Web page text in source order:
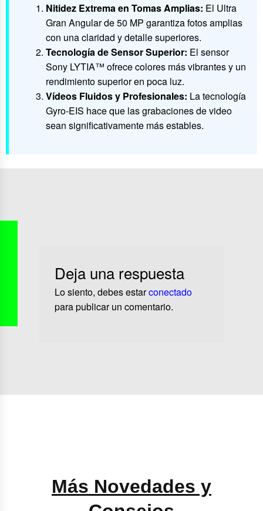
Nitidez Extrema en Tomas Amplias: El Ultra
Gran Angular de 50 MP garantiza fotos amplias
con una claridad y detalle superiores.
Tecnología de Sensor Superior: El sensor
Sony LYTIA™ ofrece colores más vibrantes y un
rendimiento superior en poca luz.
Vídeos Fluidos y Profesionales: La tecnología
Gyro-EIS hace que las grabaciones de video
sean significativamente más estables.
Deja una respuesta
Lo siento, debes estarconectado
para publicar un comentario.
Más Novedades y